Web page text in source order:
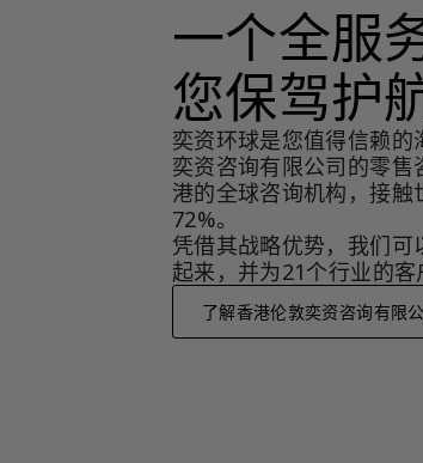
一个全服
您保驾护
奕资环球是您值得信赖
奕资咨询有限公司的零售
港的全球咨询机构，接
72%。
凭借其战略优势，我们
起来，并为21个行业的
了解香港伦敦奕资咨询有限